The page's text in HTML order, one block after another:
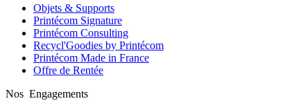
Objets & Supports
Printécom Signature
Printécom Consulting
Recycl'Goodies by Printécom
Printécom Made in France
Offre de Rentée
Nos Engagements